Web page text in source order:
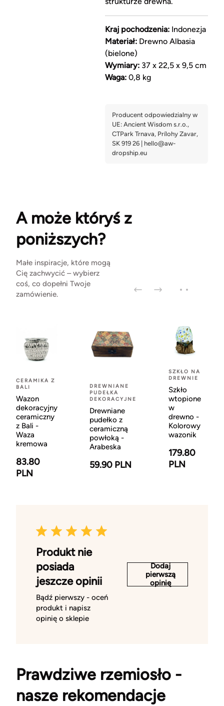
Kraj pochodzenia:Indonezja
Materiał:Drewno Albasia
(bielone)
Wymiary:37 x 22,5 x 9,5 cm
Waga:0,8 kg
A może któryś z
poniższych?
Małe inspiracje, które mogą
Cię zachwycić – wybierz
coś, co dopełni Twoje
zamówienie.
CERAMIKA Z
BALI
Wazon
dekoracyjny
ceramiczny
z Bali -
Waza
kremowa
83.80
PLN
DREWNIANE
PUDEŁKA
DEKORACYJNE
Drewniane
pudełko z
ceramiczną
powłoką -
Arabeska
59.90 PLN
SZKŁO NA
DREWNIE
Szkło
wtopione
w
drewno -
Kolorowy
wazonik
179.80
PLN
Produkt nie
posiada
jeszcze opinii
Bądź pierwszy - oceń
produkt i napisz
opinię o sklepie
Dodaj
pierwszą
opinię
Prawdziwe rzemiosło -
nasze rekomendacje